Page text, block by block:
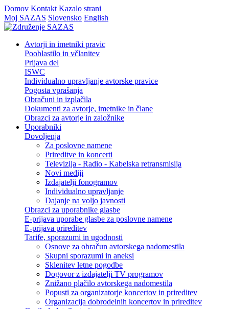
Domov Kontakt Kazalo strani
Moj SAZAS Slovensko English
Avtorji in imetniki pravic
Pooblastilo in včlanitev
Prijava del
ISWC
Individualno upravljanje avtorske pravice
Pogosta vprašanja
Obračuni in izplačila
Dokumenti za avtorje, imetnike in člane
Obrazci za avtorje in založnike
Uporabniki
Dovoljenja
Za poslovne namene
Prireditve in koncerti
Televizija - Radio - Kabelska retransmisija
Novi mediji
Izdajatelji fonogramov
Individualno upravljanje
Dajanje na voljo javnosti
Obrazci za uporabnike glasbe
E-prijava uporabe glasbe za poslovne namene
E-prijava prireditev
Tarife, sporazumi in ugodnosti
Osnove za obračun avtorskega nadomestila
Skupni sporazumi in aneksi
Sklenitev letne pogodbe
Dogovor z izdajatelji TV programov
Znižano plačilo avtorskega nadomestila
Popusti za organizatorje koncertov in prireditev
Organizacija dobrodelnih koncertov in prireditev